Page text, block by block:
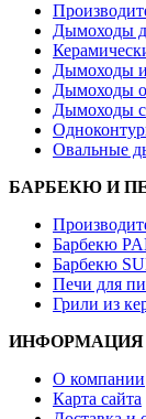
Дымоходы
Дымоходы
Дымоходы
Дымоходы с
Овальные
БАРБЕКЮ И
Барбекю
Барбекю
Печи для
Грили из
ИНФОРМАЦИЯ
О компании
Карта сайта